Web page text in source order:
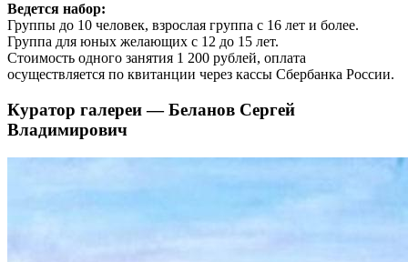
Ведется набор:
Группы до 10 человек, взрослая группа с 16 лет и более.
Группа для юных желающих с 12 до 15 лет.
Стоимость одного занятия 1 200 рублей, оплата
осуществляется по квитанции через кассы Сбербанка России.
Куратор галереи — Беланов Сергей
Владимирович